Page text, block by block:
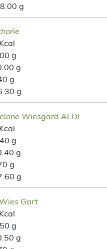
g
g
g
g
g
Wiesgard ALDI
g
g
g
g
Gart
g
g